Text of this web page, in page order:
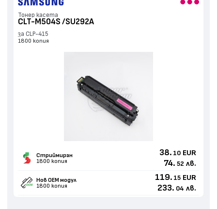
Тонер касета
CLT-M504S /SU292A
за CLP-415
1800 копия
Стриймиран
1800 копия
38. 10 EUR
74. 52 лв.
Нов ОЕМ модул
1800 копия
119. 15 EUR
233. 04 лв.